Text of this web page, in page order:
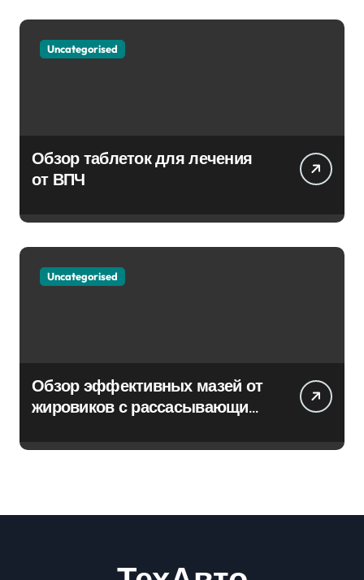
Uncategorised
Обзор таблеток для лечения
от ВПЧ
Uncategorised
Обзор эффективных мазей от
жировиков с рассасывающим